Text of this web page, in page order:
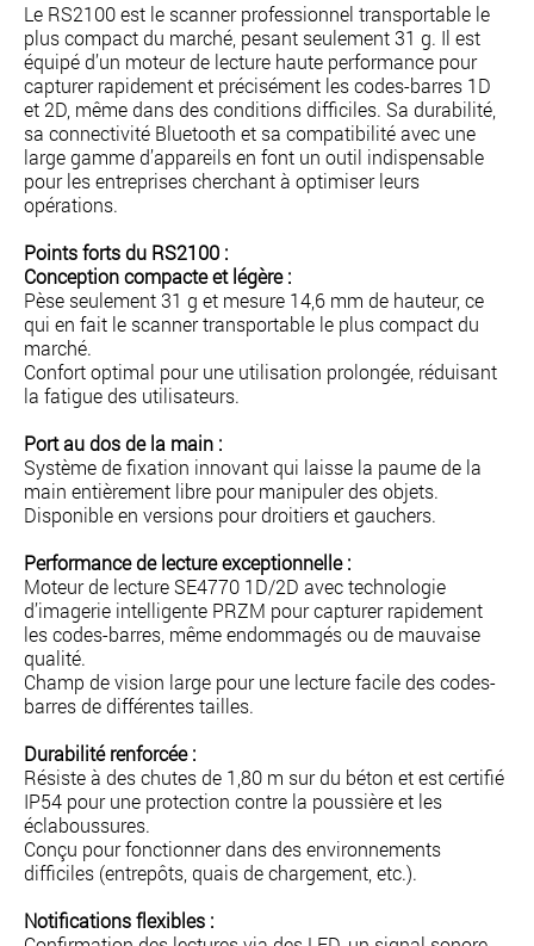
Le RS2100 est le scanner professionnel transportable le
plus compact du marché, pesant seulement 31 g. Il est
équipé d’un moteur de lecture haute performance pour
capturer rapidement et précisément les codes-barres 1D
et 2D, même dans des conditions difficiles. Sa durabilité,
sa connectivité Bluetooth et sa compatibilité avec une
large gamme d’appareils en font un outil indispensable
pour les entreprises cherchant à optimiser leurs
opérations.
Points forts du RS2100 :
Conception compacte et légère :
Pèse seulement 31 g et mesure 14,6 mm de hauteur, ce
qui en fait le scanner transportable le plus compact du
marché.
Confort optimal pour une utilisation prolongée, réduisant
la fatigue des utilisateurs.
Port au dos de la main :
Système de fixation innovant qui laisse la paume de la
main entièrement libre pour manipuler des objets.
Disponible en versions pour droitiers et gauchers.
Performance de lecture exceptionnelle :
Moteur de lecture SE4770 1D/2D avec technologie
d’imagerie intelligente PRZM pour capturer rapidement
les codes-barres, même endommagés ou de mauvaise
qualité.
Champ de vision large pour une lecture facile des codes-
barres de différentes tailles.
Durabilité renforcée :
Résiste à des chutes de 1,80 m sur du béton et est certifié
IP54 pour une protection contre la poussière et les
éclaboussures.
Conçu pour fonctionner dans des environnements
difficiles (entrepôts, quais de chargement, etc.).
Notifications flexibles :